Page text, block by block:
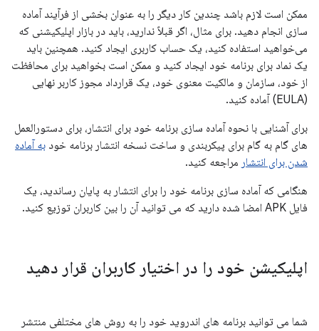
ممکن است لازم باشد چندین کار دیگر را به عنوان بخشی از فرآیند آماده
سازی انجام دهید. برای مثال، اگر قبلاً ندارید، باید در بازار اپلیکیشنی که
می‌خواهید استفاده کنید، یک حساب کاربری ایجاد کنید. همچنین باید
یک نماد برای برنامه خود ایجاد کنید و ممکن است بخواهید برای محافظت
از خود، سازمان و مالکیت معنوی خود، یک قرارداد مجوز کاربر نهایی
(EULA) آماده کنید.
برای آشنایی با نحوه آماده سازی برنامه خود برای انتشار، برای دستورالعمل
های گام به گام برای پیکربندی و ساخت نسخه انتشار برنامه خود به آماده
شدن برای انتشار مراجعه کنید.
هنگامی که آماده سازی برنامه خود را برای انتشار به پایان رساندید، یک
فایل APK امضا شده دارید که می توانید آن را بین کاربران توزیع کنید.
اپلیکیشن خود را در اختیار کاربران قرار دهید
شما می توانید برنامه های اندروید خود را به روش های مختلفی منتشر